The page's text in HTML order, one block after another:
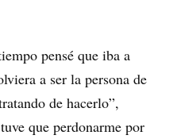
pensé que iba a
a ser la persona de
de hacerlo”,
que perdonarme por